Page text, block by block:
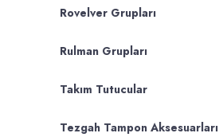
Rovelver Grupları
Rulman Grupları
Takım Tutucular
Tezgah Tampon Aksesuarları